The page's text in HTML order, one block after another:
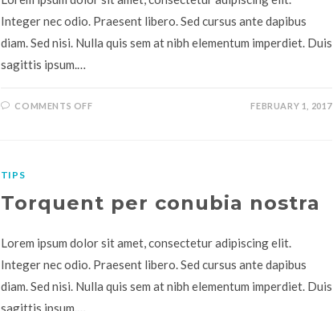
Integer nec odio. Praesent libero. Sed cursus ante dapibus
diam. Sed nisi. Nulla quis sem at nibh elementum imperdiet. Duis
sagittis ipsum.…
COMMENTS OFF FEBRUARY 1, 2017
TIPS
Torquent per conubia nostra
Lorem ipsum dolor sit amet, consectetur adipiscing elit.
Integer nec odio. Praesent libero. Sed cursus ante dapibus
diam. Sed nisi. Nulla quis sem at nibh elementum imperdiet. Duis
sagittis ipsum.…